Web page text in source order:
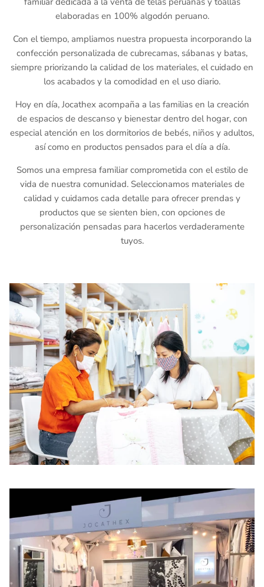
Vinil adhesivo
Varios
Essenza - Darwin Arcos
elaboradas en 100% algodón peruano.
Con el tiempo, ampliamos nuestra propuesta incorporando la
confección personalizada de cubrecamas, sábanas y batas,
siempre priorizando la calidad de los materiales, el cuidado en
los acabados y la comodidad en el uso diario.
Hoy en día, Jocathex acompaña a las familias en la creación
de espacios de descanso y bienestar dentro del hogar, con
especial atención en los dormitorios de bebés, niños y adultos,
así como en productos pensados para el día a día.
Somos una empresa familiar comprometida con el estilo de
vida de nuestra comunidad. Seleccionamos materiales de
calidad y cuidamos cada detalle para ofrecer prendas y
productos que se sienten bien, con opciones de
personalización pensadas para hacerlos verdaderamente
tuyos.